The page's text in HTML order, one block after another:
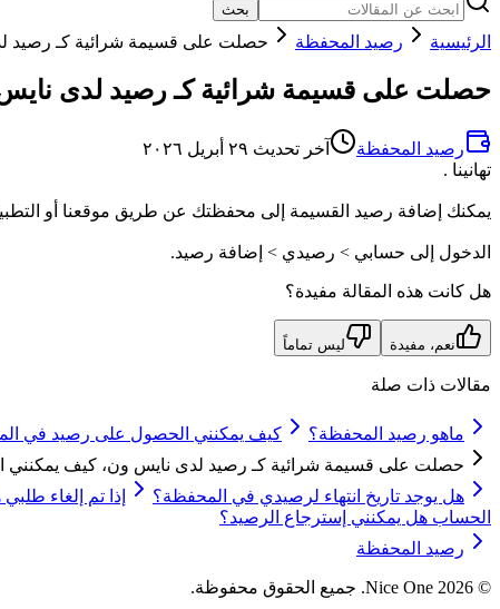
بحث
الرئيسية رصيد المحفظة حصلت على قسيمة شرائية كـ رصيد
حصلت على قسيمة شرائية كـ رصيد لدى نايس
رصيد المحفظة آخر تحديث ٢٩ أبريل ٢٠٢٦
تهانينا .
يمكنك إضافة رصيد القسيمة إلى محفظتك عن طريق موقعنا أو
الدخول إلى حسابي > رصيدي > إضافة رصيد.
هل كانت هذه المقالة مفيدة؟
نعم، مفيدة ليس تماماً
مقالات ذات صلة
ماهو رصيد المحفظة؟ كيف يمكنني الحصول على رصيد في
حصلت على قسيمة شرائية كـ رصيد لدى نايس ون، كيف يمكنني
هل يوجد تاريخ انتهاء لرصيدي في المحفظة؟
إذا تم إلغاء
الحساب هل يمكنني إسترجاع الرصيد؟
رصيد المحفظة
©
2026 جميع الحقوق محفوظة.